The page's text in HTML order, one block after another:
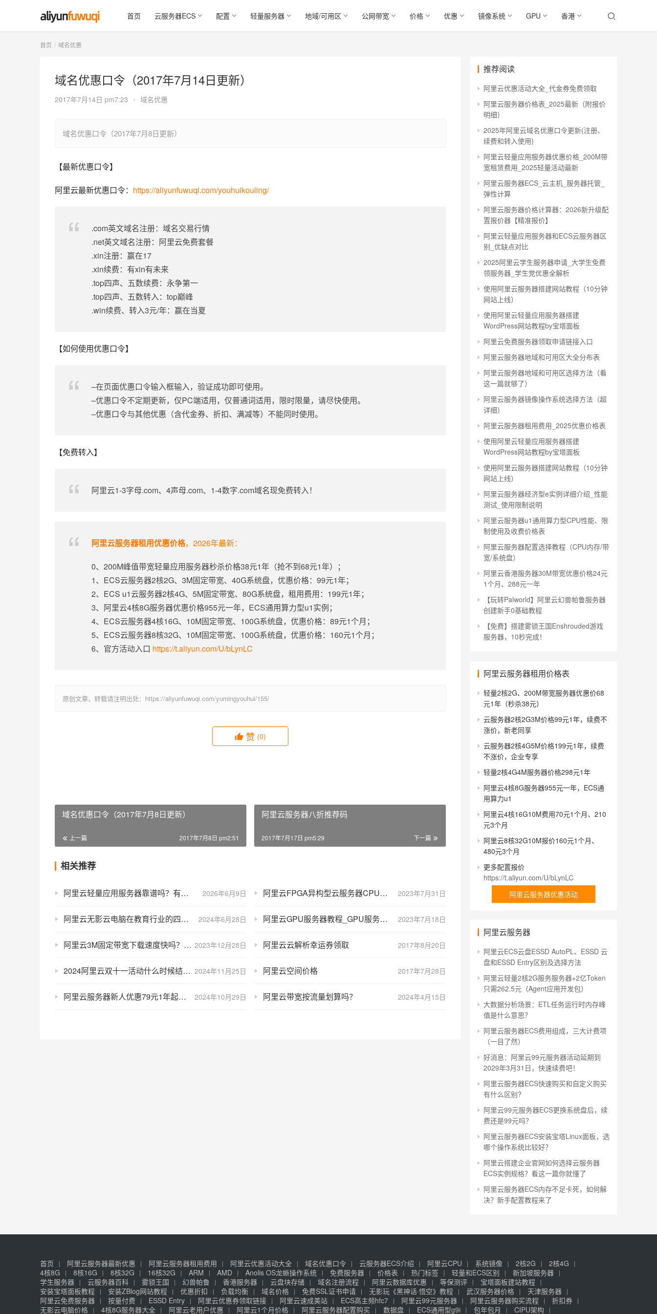
首页 云服务器ECS 配置 轻量服务器 地域/可用区 公网带宽 价格 优惠 镜像系统 GPU 香港
首页 域名优惠
域名优惠口令（2017年7月14日更新）
2017年7月14日 pm7:23 • 域名优惠
域名优惠口令（2017年7月8日更新）
【最新优惠口令】
阿里云最新优惠口令： https://aliyunfuwuqi.com/youhuikouling/
.com英文域名注册：域名交易行情
.net英文域名注册：阿里云免费套餐
.xin注册：赢在17
.xin续费：有xin有未来
.top四声、五数续费：永争第一
.top四声、五数转入：top巅峰
.win续费、转入3元/年：赢在当夏
【如何使用优惠口令】
–在页面优惠口令输入框输入，验证成功即可使用。
–优惠口令不定期更新，仅PC端适用，仅普通词适用，限时限量，请尽快使用。
–优惠口令与其他优惠（含代金券、折扣、满减等）不能同时使用。
【免费转入】
阿里云1-3字母.com、4声母.com、1-4数字.com域名现免费转入！
阿里云服务器租用优惠价格，2026年最新：
0、200M峰值带宽轻量应用服务器秒杀价格38元1年（抢不到68元1年）；
1、ECS云服务器2核2G、3M固定带宽、40G系统盘，优惠价格：99元1年；
2、ECS u1云服务器2核4G、5M固定带宽、80G系统盘，租用费用：199元1年；
3、阿里云4核8G服务器优惠价格955元一年，ECS通用算力型u1实例；
4、ECS云服务器4核16G、10M固定带宽、100G系统盘，优惠价格：89元1个月；
5、ECS云服务器8核32G、10M固定带宽、100G系统盘，优惠价格：160元1个月；
6、官方活动入口 https://t.aliyun.com/U/bLynLC
原创文章，转载请注明出处：https://aliyunfuwuqi.com/yumingyouhui/155/
赞 (0)
域名优惠口令（2017年7月8日更新）
上一篇 2017年7月8日 pm2:51
阿里云服务器八折推荐码
下一篇
2017年7月17日 pm5:29
相关推荐
2026年6月9日
阿里云轻量应用服务器靠谱吗？有隐藏收费项吗？ 2023年7月31日
阿里云FPGA异构型云服务器CPU大全_处理器主频性能
2024年6月28日
阿里云无影云电脑在教育行业的四大应用 2023年7月18日
阿里云GPU服务器教程_GPU服务器使用教程
2023年12月28日
阿里云3M固定带宽下载速度快吗？够用吗？ 2017年8月20日
阿里云云解析幸运券领取
2024年11月25日
2024阿里云双十一活动什么时候结束？目前有哪些优惠？ 2017年7月28日
阿里云空间价格
2024年10月29日
阿里云服务器新人优惠79元1年起，CPU内存/带宽/存储价格表 2024年4月15日
阿里云带宽按流量划算吗？
推荐阅读
阿里云优惠活动大全_代金券免费领取
阿里云服务器价格表_2025最新（附报价
明细）
2025年阿里云域名优惠口令更新(注册、
续费和转入使用)
阿里云轻量应用服务器优惠价格_200M带
宽租赁费用_2025轻量活动最新
阿里云服务器ECS_云主机_服务器托管_
弹性计算
阿里云服务器价格计算器：2026新升级配
置报价器【精准报价】
阿里云轻量应用服务器和ECS云服务器区
别_优缺点对比
2025阿里云学生服务器申请_大学生免费
领服务器_学生党优惠全解析
使用阿里云服务器搭建网站教程（10分钟
网站上线）
使用阿里云轻量应用服务器搭建
WordPress网站教程by宝塔面板
阿里云免费服务器领取申请链接入口
阿里云服务器地域和可用区大全分布表
阿里云服务器地域和可用区选择方法（看
这一篇就够了）
阿里云服务器镜像操作系统选择方法（超
详细）
阿里云服务器租用费用_2025优惠价格表
使用阿里云轻量应用服务器搭建
WordPress网站教程by宝塔面板
使用阿里云服务器搭建网站教程（10分钟
网站上线）
阿里云服务器经济型e实例详细介绍_性能
测试_使用限制说明
阿里云服务器u1通用算力型CPU性能、限
制使用及收费价格表
阿里云服务器配置选择教程（CPU内存/带
宽/系统盘）
阿里云香港服务器30M带宽优惠价格24元
1个月、288元一年
【玩转Palworld】阿里云幻兽帕鲁服务器
创建新手0基础教程
【免费】搭建雾锁王国Enshrouded游戏
服务器，10秒完成！
阿里云服务器租用价格表
轻量2核2G、200M带宽服务器优惠价68
元1年（秒杀38元）
云服务器2核2G3M价格99元1年，续费不
涨价，新老同享
云服务器2核4G5M价格199元1年，续费
不涨价，企业专享
轻量2核4G4M服务器价格298元1年
阿里云4核8G服务器955元一年，ECS通
用算力u1
阿里云4核16G10M费用70元1个月、210
元3个月
阿里云8核32G10M报价160元1个月、
480元3个月
更多配置报价
https://t.aliyun.com/U/bLynLC
阿里云服务器优惠活动
阿里云服务器
阿里云ECS云盘ESSD AutoPL、ESSD 云
盘和ESSD Entry区别及选择方法
阿里云轻量2核2G服务服务器+2亿Token
只需262.5元（Agent应用开发包）
大数据分析场景：ETL任务运行时内存峰
值是什么意思？
阿里云服务器ECS费用组成，三大计费项
（一目了然）
好消息：阿里云99元服务器活动延期到
2029年3月31日，快速续费吧！
阿里云服务器ECS快速购买和自定义购买
有什么区别?
阿里云99元服务器ECS更换系统盘后，续
费还是99元吗？
阿里云服务器ECS安装宝塔Linux面板，选
哪个操作系统比较好？
阿里云搭建企业官网如何选择云服务器
ECS实例规格？看这一篇你就懂了
阿里云服务器ECS内存不足卡死，如何解
决？新手配置教程来了
首页 阿里云服务器最新优惠 阿里云服务器租用费用 阿里云优惠活动大全 域名优惠口令 云服务器ECS介绍 阿里云CPU 系统镜像 2核2G
2核4G
4核8G
8核16G 8核32G 16核32G ARM AMD Anolis OS龙蜥操作系统 免费服务器 价格表 热门标签 轻量和ECS区别
新加坡服务器
学生服务器
云服务器百科 雾锁王国 幻兽帕鲁 香港服务器 云盘块存储 域名注册流程 阿里云数据库优惠 等保测评
宝塔面板建站教程
安装宝塔面板教程
安装ZBlog网站教程 优惠折扣 负载均衡 域名价格 免费SSL证书申请 无影玩《黑神话·悟空》教程 武汉服务器价格
天津服务器
阿里云免费服务器
按量付费 ESSD Entry 阿里云优惠券领取链接 阿里云速成美站 ECS高主频hfc7 阿里云99元服务器 阿里云服务器购买流程
折扣券
无影云电脑价格
4核8G服务器大全 阿里云老用户优惠 阿里云1个月价格 阿里云服务器配置购买 数据盘 ECS通用型g9i 包年包月 CIPU架构